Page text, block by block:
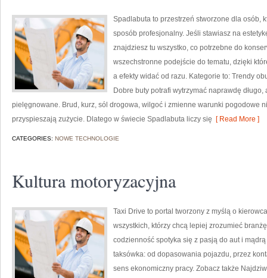
Spadlabuta to przestrzeń stworzone dla osób,
sposób profesjonalny. Jeśli stawiasz na
znajdziesz tu wszystko, co potrzebne do
wszechstronne podejście do tematu, dzięki
a efekty widać od razu. Kategorie to: Trendy
Dobre buty potrafi wytrzymać naprawdę
pielęgnowane. Brud, kurz, sól drogowa, wilgoć i zmienne warunki pogodowe
przyspieszają zużycie. Dlatego w świecie Spadlabuta liczy się [ Read More ]
CATEGORIES: NOWE TECHNOLOGIE
Kultura motoryzacyjna
Taxi Drive to portal tworzony z myślą o
wszystkich, którzy chcą lepiej zrozumieć
codzienność spotyka się z pasją do aut i
taksówka: od dopasowania pojazdu, przez
sens ekonomiczny pracy. Zobacz także